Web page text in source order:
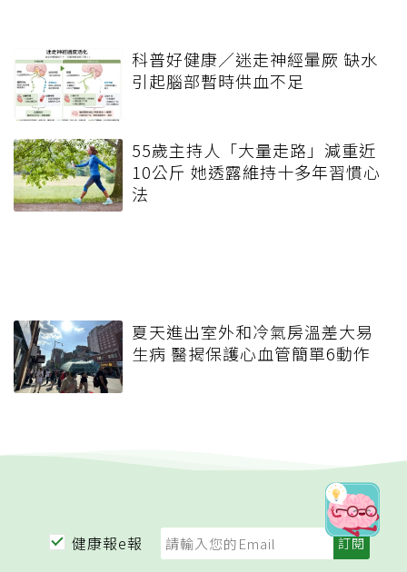
科普好健康／迷走神經暈厥 缺水
引起腦部暫時供血不足
55歲主持人「大量走路」減重近
10公斤 她透露維持十多年習慣心
法
夏天進出室外和冷氣房溫差大易
生病 醫揭保護心血管簡單6動作
健康報e報